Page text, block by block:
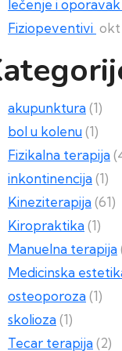
lečenje i
Fiziopeventivi okt
akupunktura (1)
bol u kolenu (1)
Fizikalna terapija
inkontinencija (1)
Kineziterapija (61)
Kiropraktika (1)
Manuelna terapija
Medicinska
osteoporoza (1)
skolioza (1)
Tecar terapija (2)